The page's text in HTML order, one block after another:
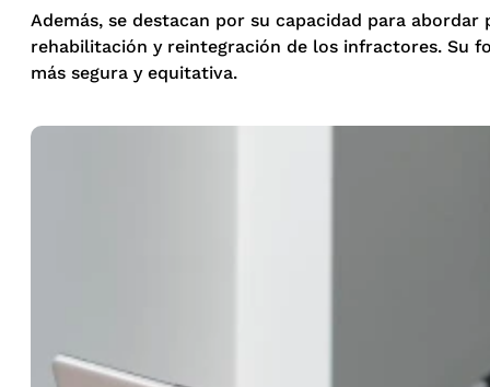
Además, se destacan por su capacidad para
rehabilitación y reintegración de los infractores. Su
más segura y equitativa.